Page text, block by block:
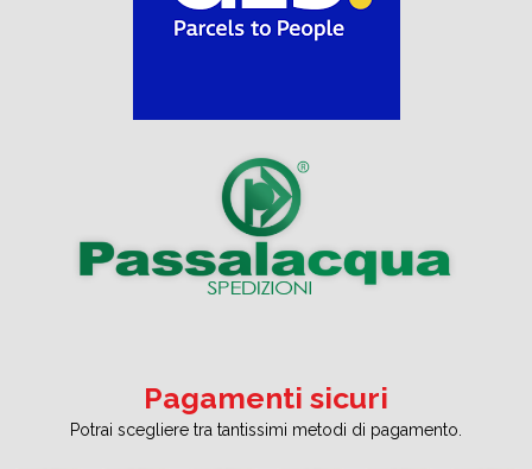
Pagamenti sicuri
Potrai scegliere tra tantissimi metodi di pagamento.